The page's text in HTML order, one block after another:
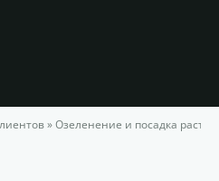
»Озеленение и посадка